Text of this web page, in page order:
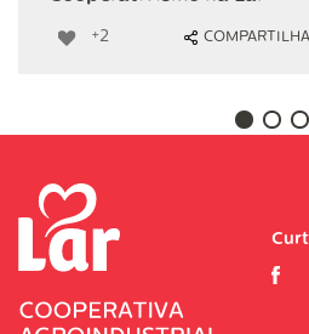
+2